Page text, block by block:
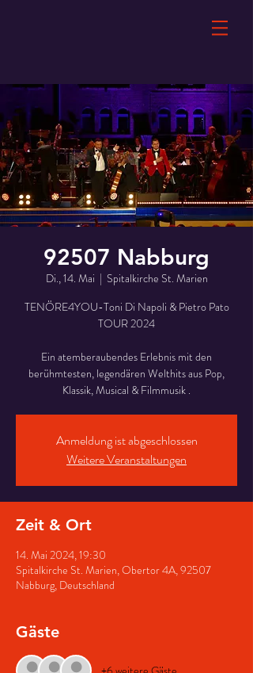
92507 Nabburg
Di., 14. Mai
  |
Spitalkirche St. Marien
TENÖRE4YOU-Toni Di Napoli & Pietro Pato
TOUR 2024
Ein atemberaubendes Erlebnis mit den
berühmtesten, legendären Welthits aus Pop,
Klassik, Musical & Filmmusik .
Anmeldung ist abgeschlossen
Weitere Veranstaltungen
Zeit & Ort
14. Mai 2024, 19:30
Spitalkirche St. Marien, Obertor 4A, 92507
Nabburg, Deutschland
Gäste